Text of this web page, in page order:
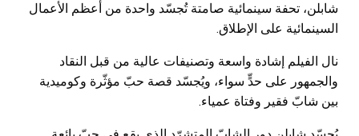
شابلن، تحفة سينمائية صامتة تُجسّد واحدة من أعظم الأعمال
السينمائية على الإطلاق.
نال الفيلم إشادة واسعة وتصنيفات عالية من قبل النقاد
والجمهور على حدٍّ سواء، ويُجسّد قصة حبّ مؤثّرة وكوميدية
بين شابّ فقير وفتاة عمياء.